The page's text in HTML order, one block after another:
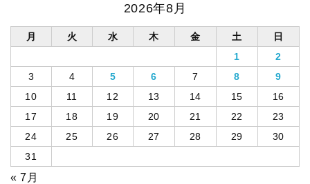
2026年8月
月 火 水 木 金 土
日
1
2
3
4 5 6 7 8
9
10
11 12 13 14 15
16
17
18 19 20 21 22
23
24
25 26 27 28 29
30
31
« 7月